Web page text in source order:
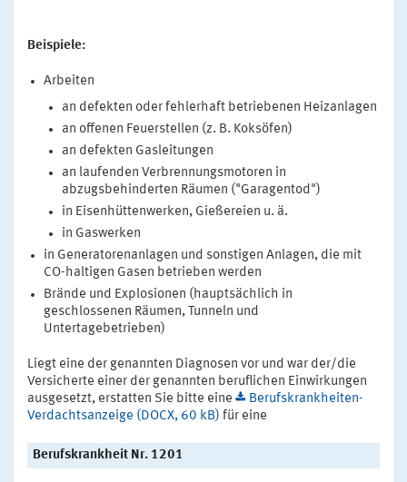
Beispiele:
Arbeiten
an defekten oder fehlerhaft betriebenen Heizanlagen
an offenen Feuerstellen (z. B. Koksöfen)
an defekten Gasleitungen
an laufenden Verbrennungsmotoren in
abzugsbehinderten Räumen ("Garagentod")
in Eisenhüttenwerken, Gießereien u. ä.
in Gaswerken
in Generatorenanlagen und sonstigen Anlagen, die mit
CO-haltigen Gasen betrieben werden
Brände und Explosionen (hauptsächlich in
geschlossenen Räumen, Tunneln und
Untertagebetrieben)
Liegt eine der genannten Diagnosen vor und war der/die
Versicherte einer der genannten beruflichen Einwirkungen
ausgesetzt, erstatten Sie bitte eine
Berufskrankheiten-
Verdachtsanzeige (DOCX, 60 kB) für eine
Berufskrankheit Nr. 1201